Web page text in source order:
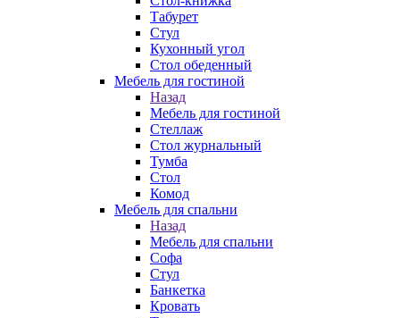
Табурет
Стул
Кухонный угол
Стол обеденный
Мебель для гостиной
Назад
Мебель для гостиной
Стеллаж
Стол журнальный
Тумба
Стол
Комод
Мебель для спальни
Назад
Мебель для спальни
Софа
Стул
Банкетка
Кровать